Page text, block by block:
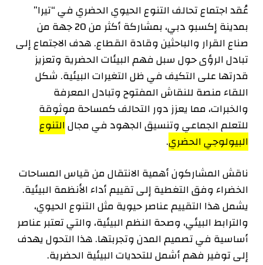
عُقد اجتماع تحالف التنوع الحيوي الحضري في “تيرا”
بمدينة إكسبو دبي، بمشاركة أكثر من 20 جهة من
صناع القرار والباحثين وقادة القطاع. هدف الاجتماع إلى
تبادل الرؤى حول سبل فهم البيئات الحضرية وتعزيز
قدرتها على التكيف في ظل التغيرات البيئية. شكل
اللقاء منصة للنقاش المفتوح وتبادل المعرفة
والخبرات، مما يعزز دور التحالف كمساحة موثوقة
للتعلم الجماعي وتنسيق الجهود في مجالالتنوع
البيولوجي الحضري.
ناقش المشاركون أهمية الانتقال من قياس المساحات
الخضراء وفق التغطية إلى تقييم أداء الأنظمة البيئية.
يشمل هذا التقييم عناصر حيوية مثل التنوع الحيوي،
والترابط البيئي، وصحة النظم البيئية، والتي تعتبر عناصر
أساسية في تصميم المدن وتجربتها. هذا التحول يهدف
إلى توفير فهم أشمل للتحديات البيئية الحضرية.